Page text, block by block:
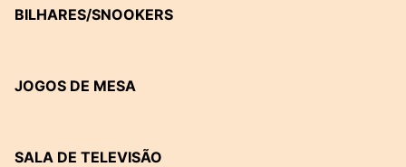
BILHARES/SNOOKERS
JOGOS DE MESA
SALA DE TELEVISÃO